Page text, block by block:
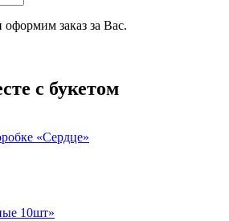
заказ за Вас.
с букетом
«Сердце»
10шт»